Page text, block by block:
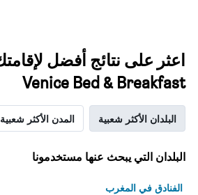
Venice Bed & Breakfast
البلدان الأكثر شعبية المدن الأكثر شعبية
البلدان التي يبحث عنها مستخدمونا
الفنادق في المغرب